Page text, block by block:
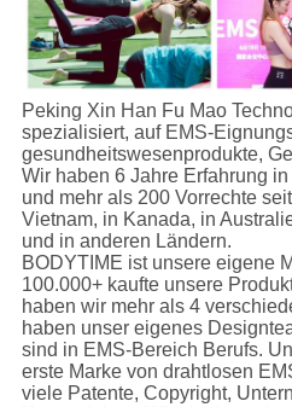
Peking Xin Han Fu Mao
spezialisiert, auf EMS-
gesundheitswesenprodukte,
Wir haben 6 Jahre Erfahrung
und mehr als 200 Vorrechte
Vietnam, in Kanada, in
und in anderen Ländern.
BODYTIME ist unsere eigene
100.000+ kaufte unsere
haben wir mehr als 4
haben unser eigenes
sind in EMS-Bereich Berufs.
erste Marke von drahtlosen
viele Patente, Copyright,